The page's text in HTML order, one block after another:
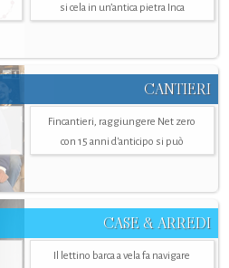
si cela in un’antica pietra Inca
CANTIERI
Fincantieri, raggiungere Net zero
con 15 anni d'anticipo si può
CASE & ARREDI
Il lettino barca a vela fa navigare